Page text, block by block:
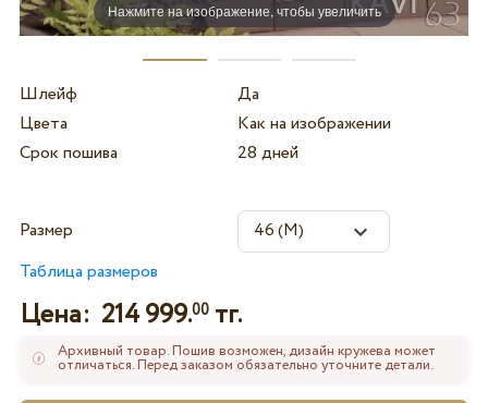
Нажмите на изображение, чтобы увеличить
Шлейф
Да
Цвета
Как на изображении
Срок пошива
28 дней
Размер
Таблица размеров
Цена: 214 999.00тг.
Архивный товар. Пошив возможен, дизайн кружева может
отличаться. Перед заказом обязательно уточните детали.